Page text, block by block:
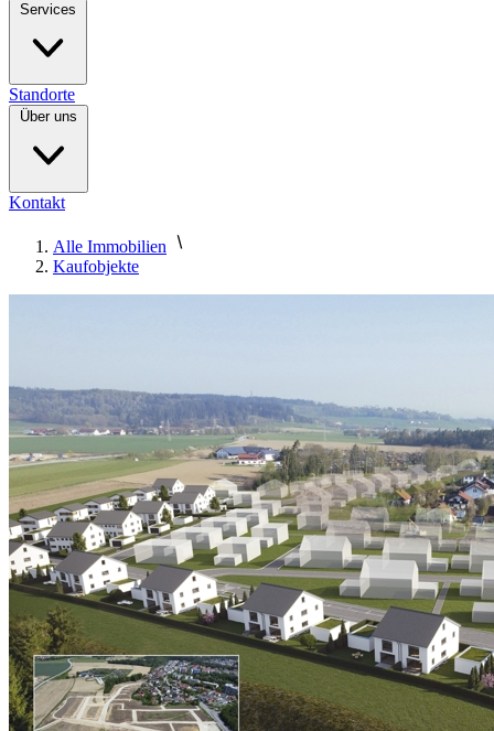
Services
Standorte
Über uns
Kontakt
Alle Immobilien
Kaufobjekte